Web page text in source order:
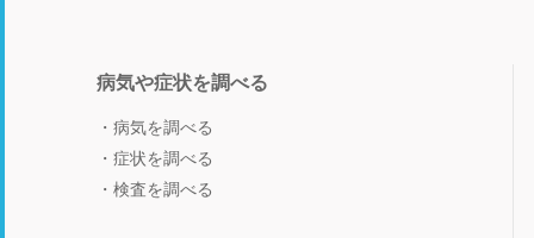
病気や症状を調べる
病気を調べる
症状を調べる
検査を調べる